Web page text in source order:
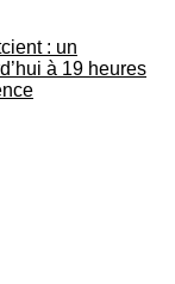
: un
à 19 heures